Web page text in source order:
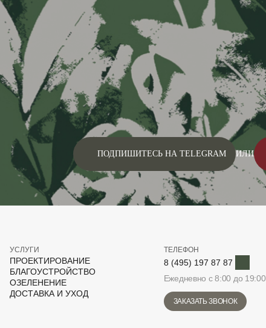
ПОДПИШИТЕСЬ НА TELEGRAM ИЛИ
УСЛУГИ
ПРОЕКТИРОВАНИЕ
БЛАГОУСТРОЙСТВО
ОЗЕЛЕНЕНИЕ
ДОСТАВКА И УХОД
ТЕЛЕФОН
8 (495) 197 87 87
Ежедневно с 8:00 до 19:00
ЗАКАЗАТЬ ЗВОНОК